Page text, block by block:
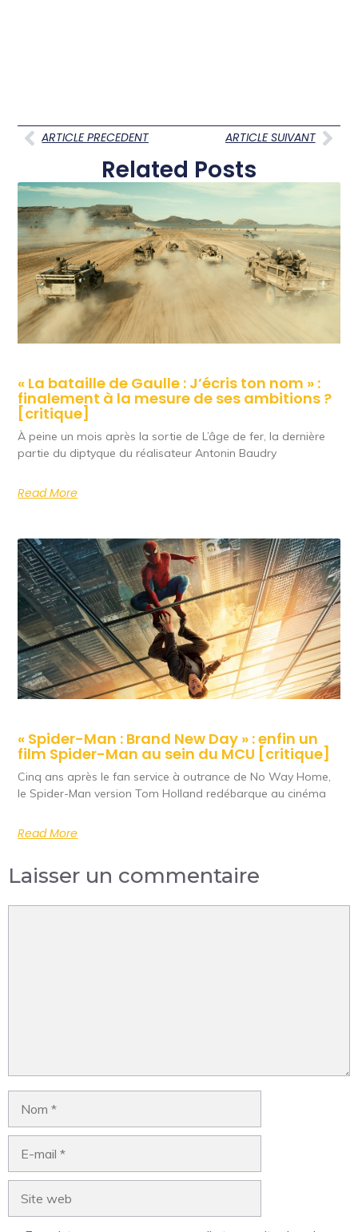
ARTICLE PRECEDENT ARTICLE SUIVANT
Related Posts
« La bataille de Gaulle : J’écris ton nom » :
finalement à la mesure de ses ambitions ?
[critique]
À peine un mois après la sortie de L’âge de fer, la dernière
partie du diptyque du réalisateur Antonin Baudry
Read More
« Spider-Man : Brand New Day » : enfin un
film Spider-Man au sein du MCU [critique]
Cinq ans après le fan service à outrance de No Way Home,
le Spider-Man version Tom Holland redébarque au cinéma
Read More
Laisser un commentaire